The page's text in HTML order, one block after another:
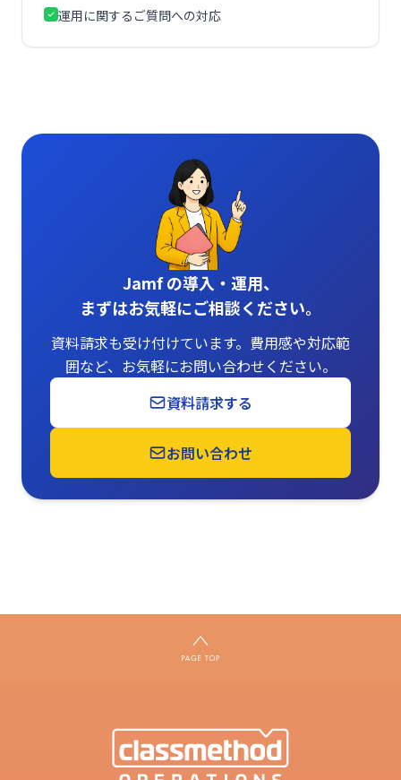
運用に関するご質問への対応
Jamf の導入・運用、
まずはお気軽にご相談ください。
資料請求も受け付けています。費用感や対応範
囲など、お気軽にお問い合わせください。
資料請求する
お問い合わせ